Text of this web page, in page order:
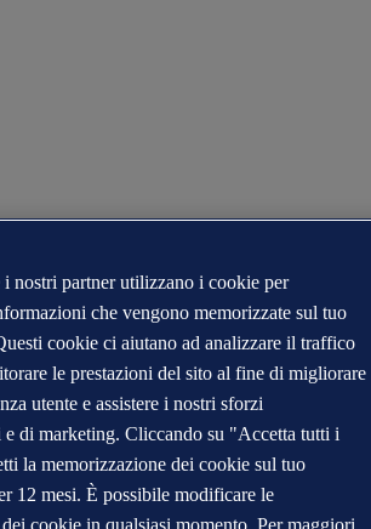
i nostri partner utilizzano i cookie per
che vengono memorizzate sul tuo
cookie ci aiutano ad analizzare il traffico
le prestazioni del sito al fine di migliorare
utente e assistere i nostri sforzi
e di marketing. Cliccando su "Accetta tutti i
la memorizzazione dei cookie sul tuo
12 mesi. È possibile modificare le
cookie in qualsiasi momento. Per maggiori